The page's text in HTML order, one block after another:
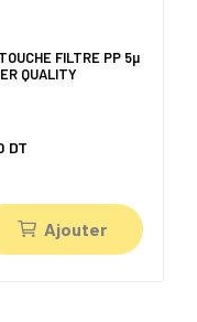
FILTRE PP 5µ
QUALITY
DT
Ajouter